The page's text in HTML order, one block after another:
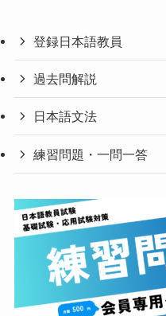
登録日本語教員
過去問解説
日本語文法
練習問題・一問一答